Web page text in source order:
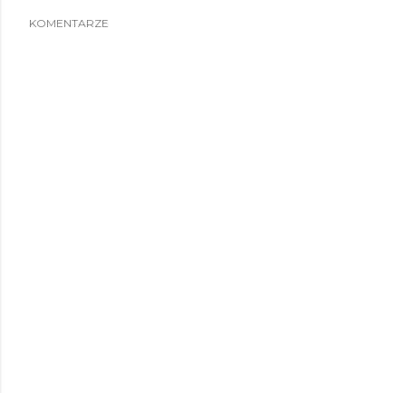
KOMENTARZE